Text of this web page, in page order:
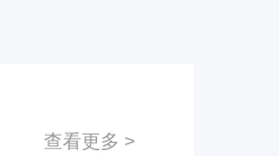
查看更多 >